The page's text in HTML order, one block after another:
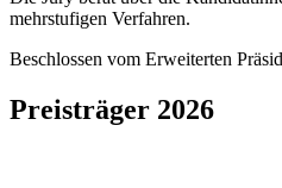
mehrstufigen Verfahren.
Beschlossen vom Erweiterten
Preisträger 2026